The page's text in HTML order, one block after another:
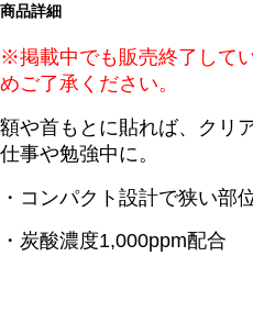
商品詳細
※掲載中でも販売終了して
めご了承ください。
額や首もとに貼れば、クリ
仕事や勉強中に。
・コンパクト設計で狭い部
・炭酸濃度1,000ppm配合